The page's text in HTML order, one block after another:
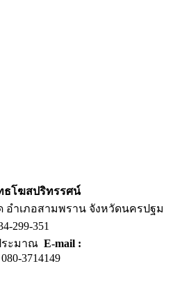
ธโฆสปริทรรศน์
อำเภอสามพราน จังหวัดนครปฐม
299-351
ระมาณ E-mail :
080-3714149